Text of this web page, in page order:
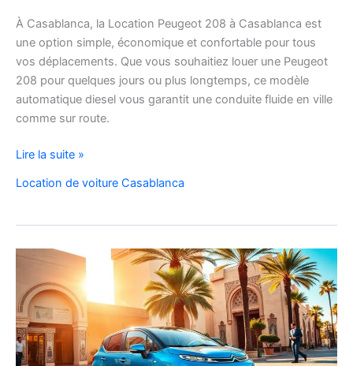
À Casablanca, la Location Peugeot 208 à Casablanca est
une option simple, économique et confortable pour tous
vos déplacements. Que vous souhaitiez louer une Peugeot
208 pour quelques jours ou plus longtemps, ce modèle
automatique diesel vous garantit une conduite fluide en ville
comme sur route.
Location
208
Diesel
à
Casablanca
Louer
Facilement
Lire la suite »
Location de voiture Casablanca